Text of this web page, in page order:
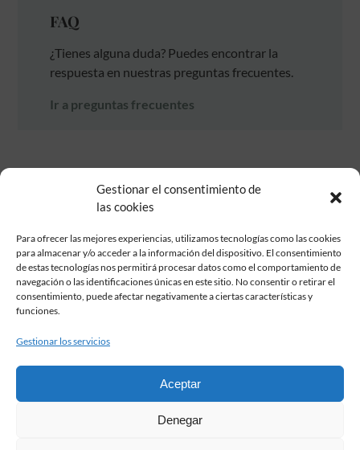
Gestionar el consentimiento de
las cookies
Para ofrecer las mejores experiencias, utilizamos tecnologías como las cookies
para almacenar y/o acceder a la información del dispositivo. El consentimiento
de estas tecnologías nos permitirá procesar datos como el comportamiento de
navegación o las identificaciones únicas en este sitio. No consentir o retirar el
consentimiento, puede afectar negativamente a ciertas características y
funciones.
Gestionar los servicios
Aceptar
Denegar
FAQ
¿Tienes alguna duda? Puedes encontrar la
respuesta en nuestras preguntas frecuentes.
Ir a preguntas frecuentes
Fundación Pastor de Estudios Clásicos
Calle Serrano, 107. Madrid, 28006.
915617236
2026 Todos los derechos reservados © Fundación Pastor. Sitio web
Condiciones de contratación